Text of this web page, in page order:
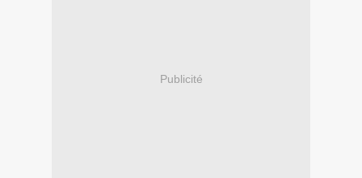
Publicité